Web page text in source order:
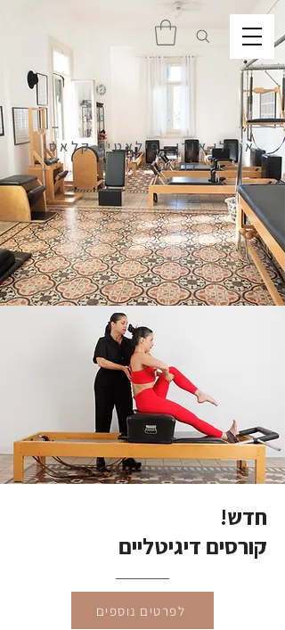
אורלי אורן- פילאטיס קלאסי
לחיים בריאים
חדש!
קורסים דיגיטליים
לפרטים נוספים